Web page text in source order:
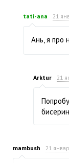
tati-ana 21
Ань, я про
Arktur 21
mambush 21